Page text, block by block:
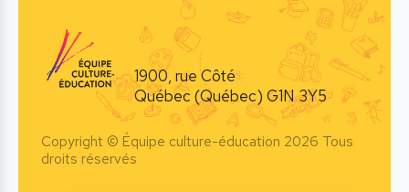
1900, rue Côté
Québec (Québec) G1N 3Y5
Copyright © Équipe culture-éducation 2026 Tous
droits réservés